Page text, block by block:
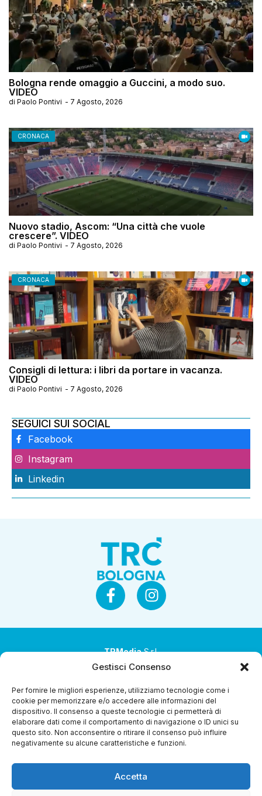
Gestisci Consenso
Per fornire le migliori esperienze, utilizziamo tecnologie come i
cookie per memorizzare e/o accedere alle informazioni del
dispositivo. Il consenso a queste tecnologie ci permetterà di
elaborare dati come il comportamento di navigazione o ID unici su
questo sito. Non acconsentire o ritirare il consenso può influire
negativamente su alcune caratteristiche e funzioni.
Accetta
Bologna rende omaggio a Guccini, a modo suo.
VIDEO
di Paolo Pontivi - 7 Agosto, 2026
CRONACA
Nuovo stadio, Ascom: “Una città che vuole
crescere”. VIDEO
di Paolo Pontivi - 7 Agosto, 2026
CRONACA
Consigli di lettura: i libri da portare in vacanza.
VIDEO
di Paolo Pontivi - 7 Agosto, 2026
SEGUICI SUI SOCIAL
Facebook
Instagram
Linkedin
TRMediaS.r.l.
Società a socio unico
Società sottoposta ad attività di direzione e
coordinamento da parte di Coop Alleanza 3.0 Soc. Coop.
Sede legale: via Ragazzi del ’99 nr. 51 42124 Reggio Emilia
(RE)
Capitale sociale € 1.040.000 i.v.